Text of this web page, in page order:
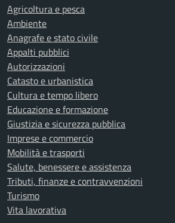
Agricoltura e pesca
Ambiente
Anagrafe e stato civile
Appalti pubblici
Autorizzazioni
Catasto e urbanistica
Cultura e tempo libero
Educazione e formazione
Giustizia e sicurezza pubblica
Imprese e commercio
Mobilità e trasporti
Salute, benessere e assistenza
Tributi, finanze e contravvenzioni
Turismo
Vita lavorativa